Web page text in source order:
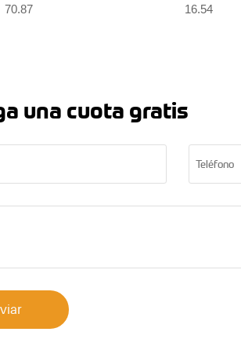
70.87 16.54
una cuota gratis